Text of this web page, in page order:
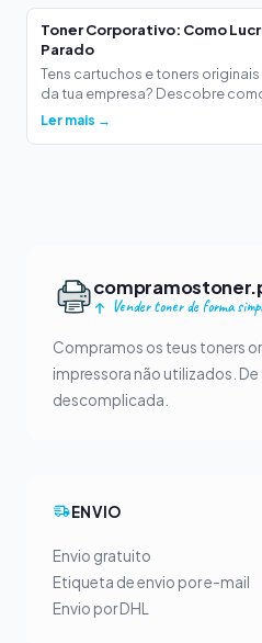
Toner Corporativo: Como
Parado
Tens cartuchos e toners
da tua empresa? Descobre
Ler mais →
Vender toner de forma
Compramos os teus toners
impressora não utilizados.
descomplicada.
ENVIO
Envio gratuito
Etiqueta de envio por e-mail
Envio por DHL